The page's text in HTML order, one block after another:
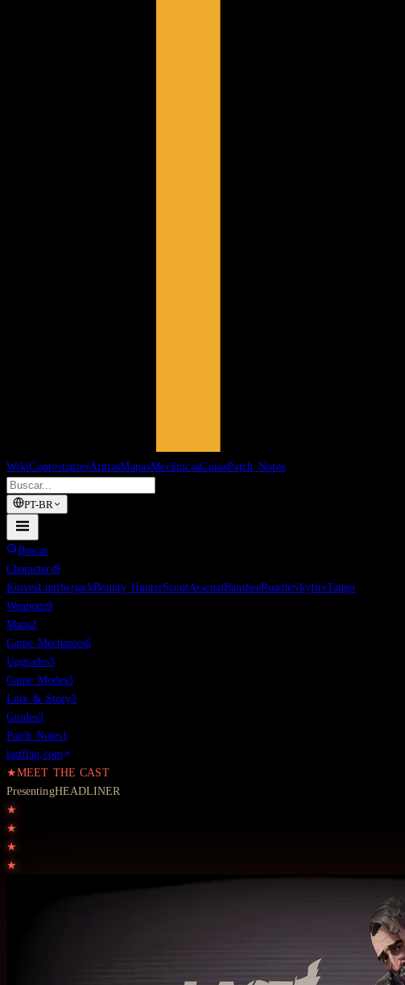
WikiContestantesArmasMapasMecânicasGuiasPatch Notes
PT-BR
Buscar
Characters9
KnivesLumberjackBounty HunterScoutArsenalBansheeRoadieSkyfireTango
Weapons9
Maps2
Game Mechanics6
Upgrades3
Game Modes3
Lore & Story3
Guides3
Patch Notes1
lastflag.com
★MEET THE CAST
PresentingHEADLINER
★
★
★
★